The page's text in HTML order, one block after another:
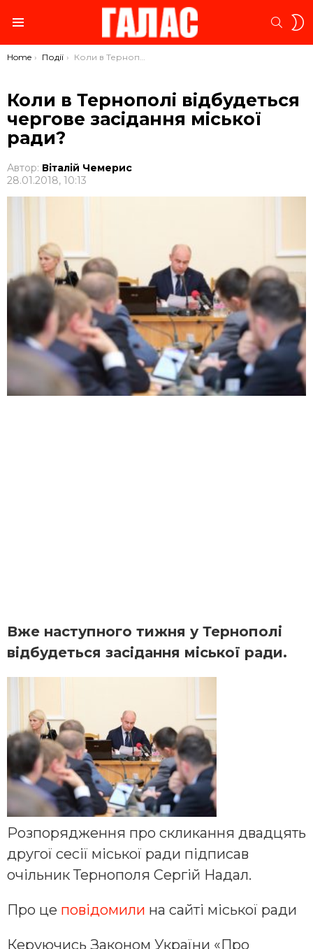
You are here:
Home Події Коли в Тернополі відбудеться чергове засідання міської ради?
Коли в Тернополі відбудеться
чергове засідання міської
ради?
Автор: Віталій Чемерис
28.01.2018, 10:13
Вже наступного тижня у Тернополі
відбудеться засідання міської ради.
Розпорядження про скликання двадцять
другої сесії міської ради підписав
очільник Тернополя Сергій Надал.
Про це повідомили на сайті міської ради
Керуючись Законом України «Про